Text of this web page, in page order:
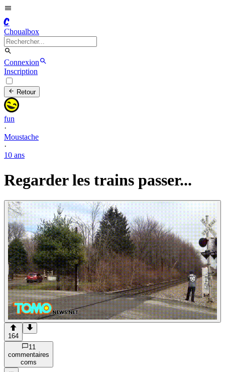
C
Choualbox
Connexion
Inscription
Retour
fun
·
Moustache
·
10 ans
Regarder les trains passer...
164
11
commentaires
coms